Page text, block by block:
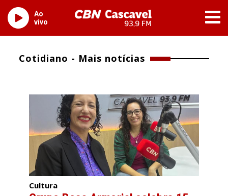
Ao
vivo
Cotidiano - Mais notícias
Cultura